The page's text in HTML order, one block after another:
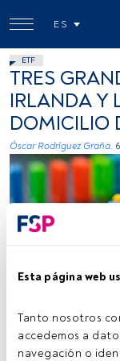
Esta página web
Tanto nosotros
accedemos a
navegación o
ES
ETF
TRES
IRLANDA Y
DOMICILIO
Óscar Rodríguez Graña.
Tiempo lectura: 3 min.